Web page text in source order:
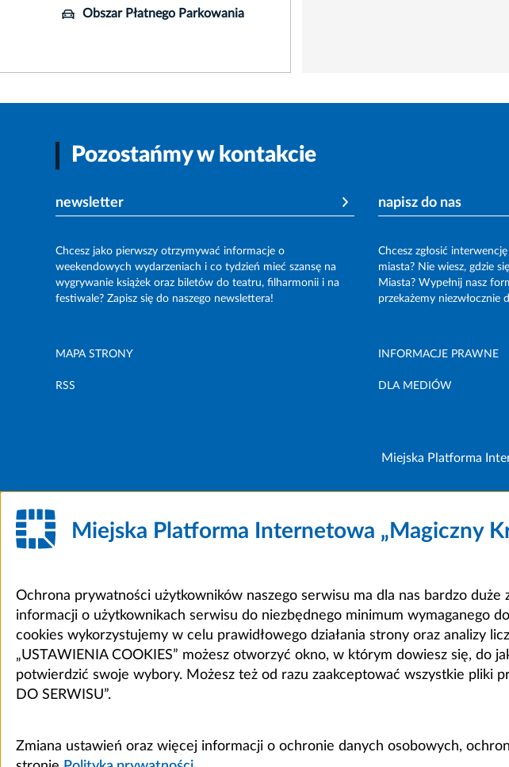
Obszar Płatnego Parkowania
Pozostańmy w kontakcie
newsletter
Chcesz jako pierwszy otrzymywać informacje o
weekendowych wydarzeniach i co tydzień mieć szansę na
wygrywanie książek oraz biletów do teatru, filharmonii i na
festiwale? Zapisz się do naszego newslettera!
napisz do nas
Chcesz zgłosić
miasta? Nie wiesz, gdzie
Miasta? Wypełnij nasz
przekażemy niezwłocznie
MAPA STRONY INFORMACJE PRAWNE
RSS DLA MEDIÓW
Miejska Platforma
Miejska Platforma Internetowa „Magiczny
Ochrona prywatności użytkowników naszego serwisu ma dla nas bardzo
informacji o użytkownikach serwisu do niezbędnego minimum wymaganego
cookies wykorzystujemy w celu prawidłowego działania strony oraz analizy
„USTAWIENIA COOKIES” możesz otworzyć okno, w którym dowiesz się, do
potwierdzić swoje wybory. Możesz też od razu zaakceptować wszystkie pliki
DO SERWISU”.
Zmiana ustawień oraz więcej informacji o ochronie danych osobowych,